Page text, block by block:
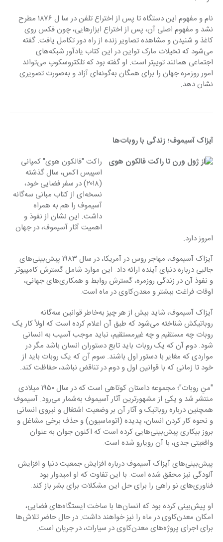
نام و مفهوم این دستگاه تا پس از اختراع تلفن در سا ل ۱۸۷۶ مطرح
نشد و مفهوم اصلی آن، پس از اختراع ابزارهایی، چون فکس روی
کاغذ و شنیدن و مشاهده تصاویر زنده از راه دور تکامل یافت. گفته
می‌شود که تخیلات مارک تواین در این کتاب یادآور شبکه‌های
اجتماعی همانند توییتر است. او گفته بود که تلکتروسکوپ می‌تواند
امور روزمره جهان را برای همگان به‌گونه‌ای آزاد و به‌صورت تصویری
نشان دهد.
آیزاک آسیموف؛ زندگی با روبات‌ها
راکت "فالکون هوی" کمپانی
اسپیس اکس، سال گذشته
(۲۰۱۸) در سفر فضایی خود،
نسخه‌ای از کتاب مبانی سه‌گانه
آسیموف را هم به همراه
داشت. این نشان از نفوذ و
اهمیت آثار آسیموف، در جهان
امروز دارد.
آیزاک آسیموف، مهاجر روس در آمریکا، در سال ۱۹۸۳ پیش‌بینی‌های
جالبی درباره دنیای آینده ارائه داد. این موارد شامل گسترش کامپیوتر
و نفوذ آن در زندگی روزمره، گسترش روابط و همکاری‌های جهانی،
اوقات فراغت بیشتر و معدن‌کاوی در ماه است.
آیزاک آسیموف، شاید بیش از هر چیز به‌خاطر قوانین سه‌گانه
روباتیکش شناخته می‌شود که طبق آن اعلام کرده است که اولاً کار یک
روبات چه مستقیم و چه غیرمستقیم، نباید موجب آسیب به انسانی
شود. دوم آن که یک روبات باید تابع دستوران انسان باشد مگر در
مواردی که مغایر با دستور اول باشند. سوم آن که یک روبات باید از
خود تا زمانی که با قوانین اول و دوم در تناقض نباشد، حفاظت کند.
"منِ روبات"؛ مجموعه داستان کوتاهی است که در سال ۱۹۵۰ میلادی
منتشر شد و یکی از مشهورترین آثار آسیموف به‌شمار می‌رود. آسیموف
همچنین درباره روباتیک و آثار آن بر وضعیت اشتغال و نیروی انسانی
و نحوه کار کردن انسان، پدیده (اتوماسیون) و حذف برخی مشاغل و
بروز بیکاری پیش‌بینی‌هایی کرده است که اکنون جوان به عنوان
واقعیتی جدی، با آن رویارو شده است.
پیش‌بینی‌های آیزاک آسیموف درباره افزایش جمعیت دنیا و افزایش
آلودگی نیز محقق شده است. با این تفاوت که او امیدوار بود
فناوری‌های نو راهی را برای حل این مشکلات برای بشر باز کند.
او پیش‌بینی کرده بود که انسان‌ها با ساخت ایستگاه‌های فضایی،
امکان معدن‌کاوی در ماه را نیز خواهند داشت. در حال حاضر تلاش‌ها
برای اجرای پروژه‌های معدن‌کاوی در سیارات، در جریان است.